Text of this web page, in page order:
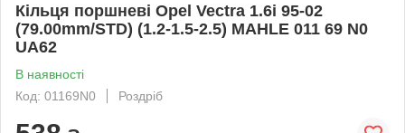
Кільця поршневі Opel Vectra 1.6i 95-02
(79.00mm/STD) (1.2-1.5-2.5) MAHLE 011 69 N0
UA62
В наявності
Код: 01169N0
Роздріб